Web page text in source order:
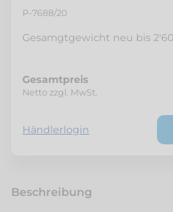
P-7688/20
Gesamgtgewicht neu bis
Gesamtpreis
Netto zzgl. MwSt.
Händlerlogin
Beschreibung